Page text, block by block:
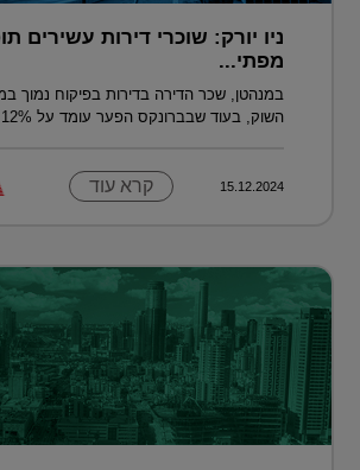
ניו יורק: שוכרי דירות עשירים
מפתי...
במנהטן, שכר הדירה בדירות בפיקוח נמוך
השוק, בעוד שבברונקס הפער עומד על 12% בלבד
15.12.2024 קרא עוד